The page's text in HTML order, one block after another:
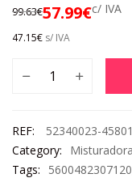
99.63€57.99€c/ IVA
47.15€ s/ IVA
REF:
52340023-
Category:
Tags:
5600482307120